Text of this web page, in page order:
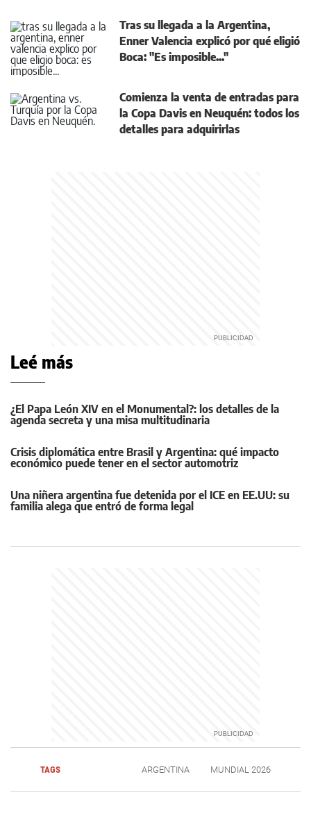
Tras su llegada a la Argentina,
Enner Valencia explicó por qué eligió
Boca: "Es imposible..."
Comienza la venta de entradas para
la Copa Davis en Neuquén: todos los
detalles para adquirirlas
Leé más
¿El Papa León XIV en el Monumental?: los detalles de la
agenda secreta y una misa multitudinaria
Crisis diplomática entre Brasil y Argentina: qué impacto
económico puede tener en el sector automotriz
Una niñera argentina fue detenida por el ICE en EE.UU: su
familia alega que entró de forma legal
TAGS ARGENTINA MUNDIAL 2026